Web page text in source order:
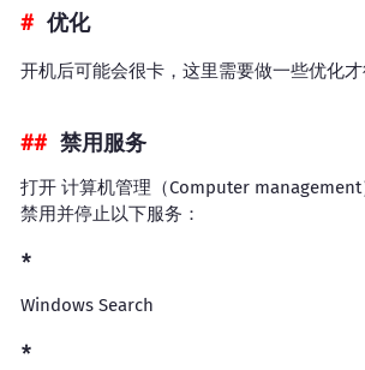
优化
开机后可能会很卡，这里需要做一些优化才
禁用服务
打开 计算机管理（Computer
禁用并停止以下服务：
Windows Search